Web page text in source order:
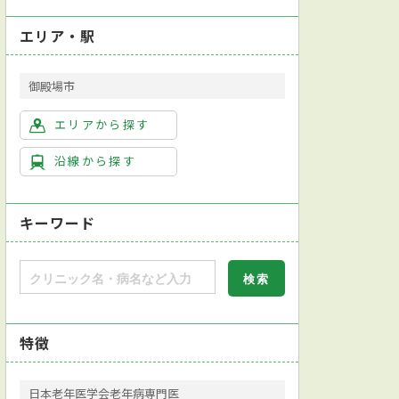
エリア・駅
御殿場市
エリアから探す
沿線から探す
キーワード
特徴
日本老年医学会老年病専門医